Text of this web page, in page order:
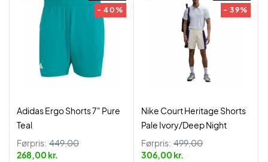
- 40%
Adidas Ergo Shorts 7" Pure
Teal
Førpris: 449,00
268,00 kr.
- 39%
Nike Court Heritage Shorts
Pale Ivory/Deep Night
Førpris: 499,00
306,00 kr.